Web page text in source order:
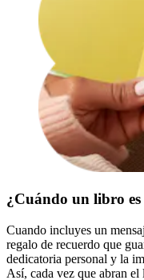
¿Cuándo un libro
Cuando incluyes un
regalo de recuerdo que
dedicatoria personal y la
Así, cada vez que abran